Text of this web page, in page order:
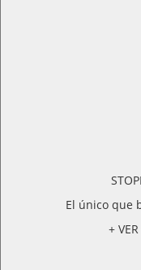
El único que
+